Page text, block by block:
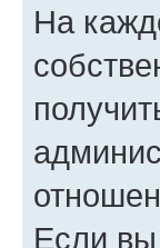
На
Если вы